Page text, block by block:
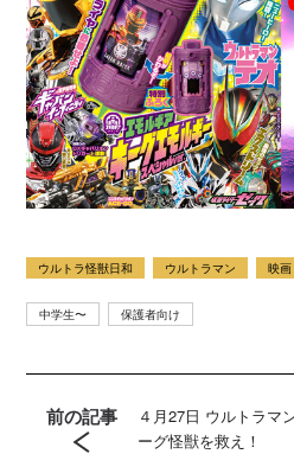
ウルトラ怪獣日和 ウルトラマン 映画
中学生〜 保護者向け
前の記事
４月27日 ウルトラマ
ーグ怪獣を救え！